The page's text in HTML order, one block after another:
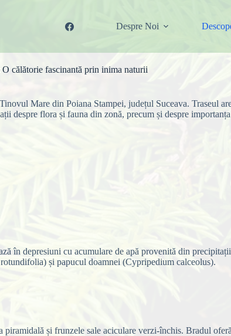
Despre Noi
călătorie fascinantă prin inima naturii
Mare din Poiana Stampei, județul Suceava. Traseul
despre flora și fauna din zonă, precum și despre
în depresiuni cu acumulare de apă provenită din
și papucul doamnei (Cypripedium calceolus).
și frunzele sale aciculare verzi-închis. Bradul